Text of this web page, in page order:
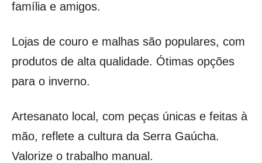
família e amigos.
Lojas de couro e malhas são populares, com
produtos de alta qualidade. Ótimas opções
para o inverno.
Artesanato local, com peças únicas e feitas à
mão, reflete a cultura da Serra Gaúcha.
Valorize o trabalho manual.